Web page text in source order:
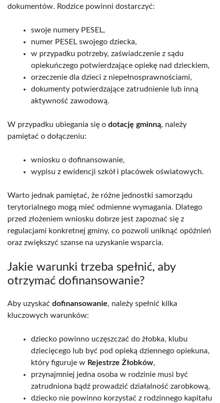
dokumentów. Rodzice powinni dostarczyć:
swoje numery PESEL,
numer PESEL swojego dziecka,
w przypadku potrzeby, zaświadczenie z sądu
opiekuńczego potwierdzające opiekę nad dzieckiem,
orzeczenie dla dzieci z niepełnosprawnościami,
dokumenty potwierdzające zatrudnienie lub inną
aktywność zawodową.
W przypadku ubiegania się o dotację gminną, należy
pamiętać o dołączeniu:
wniosku o dofinansowanie,
wypisu z ewidencji szkół i placówek oświatowych.
Warto jednak pamiętać, że różne jednostki samorządu
terytorialnego mogą mieć odmienne wymagania. Dlatego
przed złożeniem wniosku dobrze jest zapoznać się z
regulacjami konkretnej gminy, co pozwoli uniknąć opóźnień
oraz zwiększyć szanse na uzyskanie wsparcia.
Jakie warunki trzeba spełnić, aby
otrzymać dofinansowanie?
Aby uzyskać dofinansowanie, należy spełnić kilka
kluczowych warunków:
dziecko powinno uczęszczać do żłobka, klubu
dziecięcego lub być pod opieką dziennego opiekuna,
który figuruje w Rejestrze Żłobków,
przynajmniej jedna osoba w rodzinie musi być
zatrudniona bądź prowadzić działalność zarobkową,
dziecko nie powinno korzystać z rodzinnego kapitału